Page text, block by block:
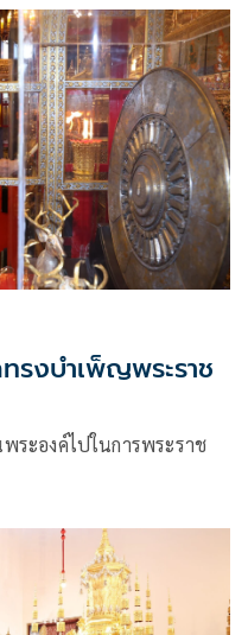
รงบำเพ็ญพระราช
ระองค์ไปในการพระราช